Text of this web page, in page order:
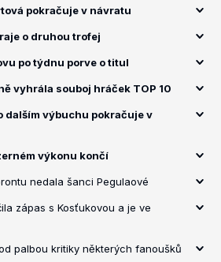
pokračuje v návratu
o druhou trofej
po týdnu porve o titul
vyhrála souboj hráček TOP 10
dalším výbuchu pokračuje v
výkonu končí
nedala šanci Pegulaové
zápas s Kosťukovou a je ve
palbou kritiky některých fanoušků